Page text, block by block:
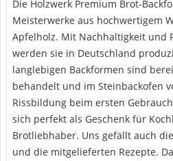
Die Holzwerk Premium Brot-
Meisterwerke aus hochwertigem
Apfelholz. Mit Nachhaltigkeit und
werden sie in Deutschland
langlebigen Backformen sind
behandelt und im Steinbackofen
Rissbildung beim ersten
sich perfekt als Geschenk für
Brotliebhaber. Uns gefällt auch
und die mitgelieferten Rezepte.